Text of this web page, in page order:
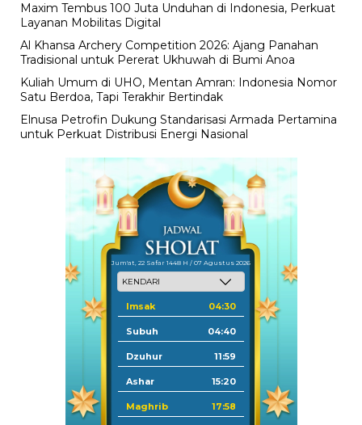
Maxim Tembus 100 Juta Unduhan di Indonesia, Perkuat
Layanan Mobilitas Digital
Al Khansa Archery Competition 2026: Ajang Panahan
Tradisional untuk Pererat Ukhuwah di Bumi Anoa
Kuliah Umum di UHO, Mentan Amran: Indonesia Nomor
Satu Berdoa, Tapi Terakhir Bertindak
Elnusa Petrofin Dukung Standarisasi Armada Pertamina
untuk Perkuat Distribusi Energi Nasional
Jum'at, 22 Safar 1448 H / 07 Agustus 2026
Imsak 04:30
Subuh 04:40
Dzuhur 11:59
Ashar 15:20
Maghrib 17:58